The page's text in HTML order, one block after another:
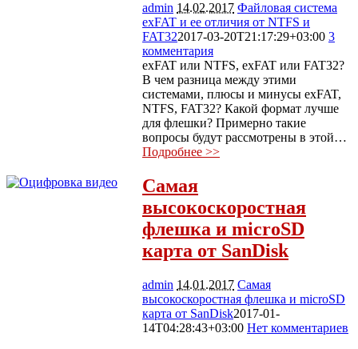
admin 14.02.2017 Файловая система
exFAT и ее отличия от NTFS и
FAT322017-03-20T21:17:29+03:00 3
комментария
exFAT или NTFS, exFAT или FAT32?
В чем разница между этими
системами, плюсы и минусы exFAT,
NTFS, FAT32? Какой формат лучше
для флешки? Примерно такие
вопросы будут рассмотрены в этой…
Подробнее >>
Самая
высокоскоростная
флешка и microSD
карта от SanDisk
admin 14.01.2017 Самая
высокоскоростная флешка и microSD
карта от SanDisk2017-01-
14T04:28:43+03:00 Нет комментариев